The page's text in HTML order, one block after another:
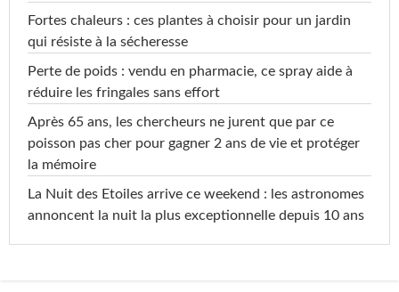
Fortes chaleurs : ces plantes à choisir pour un jardin
qui résiste à la sécheresse
Perte de poids : vendu en pharmacie, ce spray aide à
réduire les fringales sans effort
Après 65 ans, les chercheurs ne jurent que par ce
poisson pas cher pour gagner 2 ans de vie et protéger
la mémoire
La Nuit des Etoiles arrive ce weekend : les astronomes
annoncent la nuit la plus exceptionnelle depuis 10 ans